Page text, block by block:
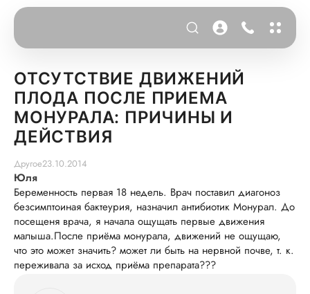
ОТСУТСТВИЕ ДВИЖЕНИЙ
ПЛОДА ПОСЛЕ ПРИЕМА
МОНУРАЛА: ПРИЧИНЫ И
ДЕЙСТВИЯ
Другое23.10.2014
Юля
Беременность первая 18 недель. Врач поставил диагоноз
безсимптоиная бактеурия, назначил антибиотик Монурал. До
посещеня врача, я начала ощущать первые движения
малыша.После приёма монурала, движений не ощущаю,
что это может значить? может ли быть на нервной почве, т. к.
переживала за исход приёма препарата???